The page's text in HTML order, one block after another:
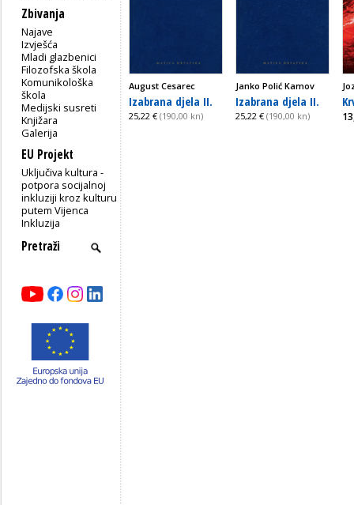
Zbivanja
Najave
Izvješća
Mladi glazbenici
Filozofska škola
Komunikološka
škola
Medijski susreti
Knjižara
Galerija
EU Projekt
Uključiva kultura -
potpora socijalnoj
inkluziji kroz kulturu
putem Vijenca
Inkluzija
August Cesarec
Izabrana djela II.
25,22 € (190,00 kn)
Janko Polić Kamov
Izabrana djela II.
25,22 € (190,00 kn)